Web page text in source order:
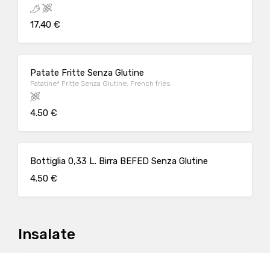
17.40 €
Patate Fritte Senza Glutine
Patatine* Fritte Senza Glutine. French fries.
4.50 €
Bottiglia 0,33 L. Birra BEFED Senza Glutine
4.50 €
Insalate